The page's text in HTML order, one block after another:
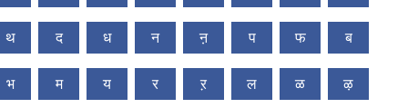
थ द ध न ऩ प फ ब
भ म य र ऱ ल ळ ऴ